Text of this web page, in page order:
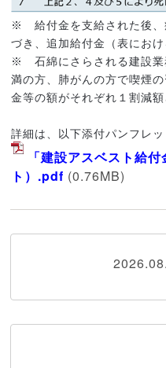
※ 給付金を支給された後、
づき、追加給付金（表にお
※ 石綿にさらされる建設業
満の方、肺がんの方で喫煙
金等の額がそれぞれ１割減額
詳細は、以下添付パンフレッ
「建設アスベスト給
ト）.pdf (0.76MB)